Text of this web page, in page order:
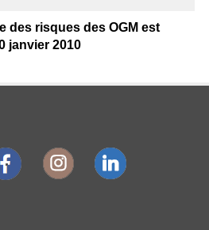
des risques des OGM est
janvier 2010